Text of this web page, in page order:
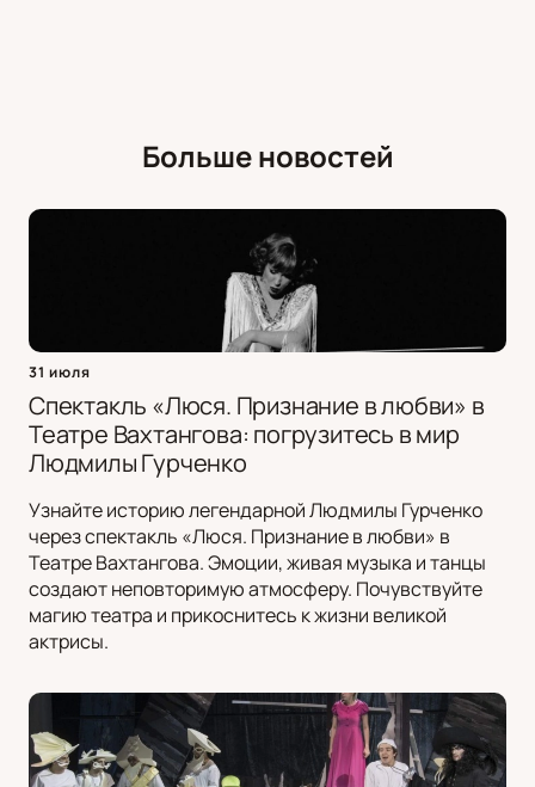
Больше новостей
31 июля
Спектакль «Люся. Признание в любви» в
Театре Вахтангова: погрузитесь в мир
Людмилы Гурченко
Узнайте историю легендарной Людмилы Гурченко
через спектакль «Люся. Признание в любви» в
Театре Вахтангова. Эмоции, живая музыка и танцы
создают неповторимую атмосферу. Почувствуйте
магию театра и прикоснитесь к жизни великой
актрисы.